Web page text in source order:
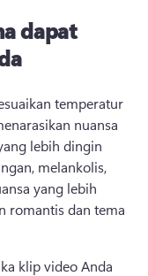
dapat
temperatur
nuansa
lebih dingin
melankolis,
yang lebih
romantis dan tema
klip video Anda